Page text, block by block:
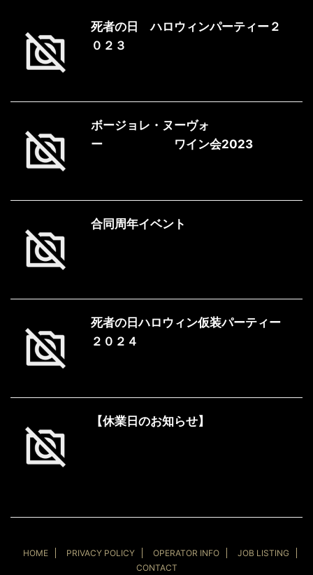
死者の日 ハロウィンパーティー２
０２３
ボージョレ・ヌーヴォ
ー ワイン会2023
合同周年イベント
死者の日ハロウィン仮装パーティー
２０２４
【休業日のお知らせ】
HOME PRIVACY POLICY OPERATOR INFO
JOB LISTING
CONTACT